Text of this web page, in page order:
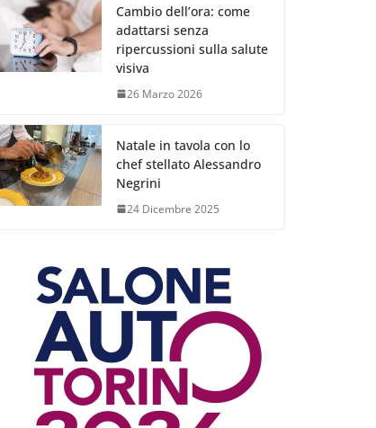
Cambio dell’ora: come
adattarsi senza
ripercussioni sulla salute
visiva
26 Marzo 2026
Natale in tavola con lo
chef stellato Alessandro
Negrini
24 Dicembre 2025